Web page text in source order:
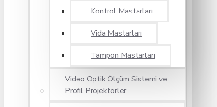
Kontrol Mastarları
Vida Mastarları
Tampon Mastarları
Video Optik Ölçüm Sistemi ve
Profil Projektörler